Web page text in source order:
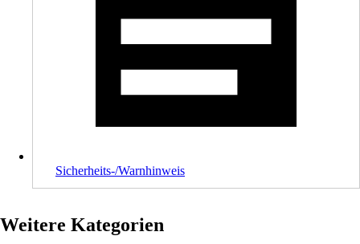
Sicherheits-/Warnhinweis
Weitere Kategorien